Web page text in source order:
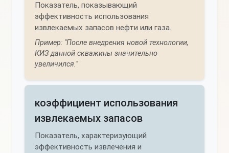
Показатель, показывающий
эффективность использования
извлекаемых запасов нефти или газа.
Пример: "После внедрения новой технологии,
КИЗ данной скважины значительно
увеличился."
коэффициент использования
извлекаемых запасов
Показатель, характеризующий
эффективность извлечения и